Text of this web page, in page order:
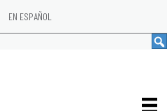
EN ESPAÑOL